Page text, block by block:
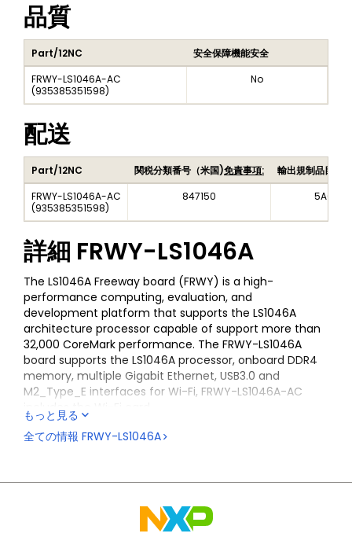
品質
Part/12NC
安全保障機能安全
FRWY-LS1046A-AC
(935385351598)
No
配送
Part/12NC 関税分類番号（米国)免責事項:
輸出規制品目番
FRWY-LS1046A-AC
(935385351598)
847150
詳細 FRWY-LS1046A
The LS1046A Freeway board (FRWY) is a high-
performance computing, evaluation, and
development platform that supports the LS1046A
architecture processor capable of support more than
32,000 CoreMark performance. The FRWY-LS1046A
board supports the LS1046A processor, onboard DDR4
memory, multiple Gigabit Ethernet, USB3.0 and
M2_Type_E interfaces for Wi-Fi, FRWY-LS1046A-AC
includes the Wi-Fi card.
In addition to a Wi-Fi card, the FRWY-LS1046A-TP
significant boost for AI/ML applications. The FRWY-
modules can easily be added including USB versions of
the module to scale the AI/ML performance.
もっと見る
全ての情報 FRWY-LS1046A